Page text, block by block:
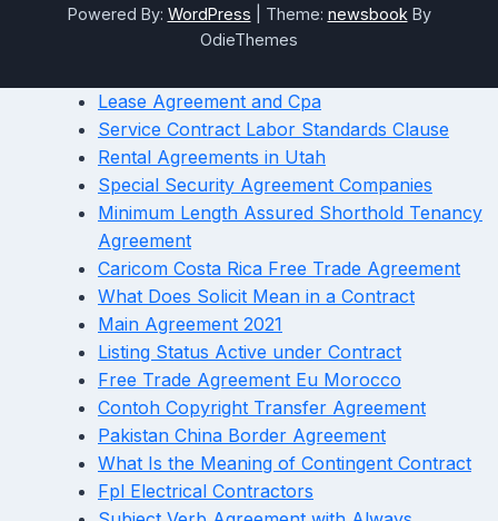
Powered By: WordPress Theme: newsbook By
OdieThemes
Lease Agreement and Cpa
Service Contract Labor Standards Clause
Rental Agreements in Utah
Special Security Agreement Companies
Minimum Length Assured Shorthold Tenancy
Agreement
Caricom Costa Rica Free Trade Agreement
What Does Solicit Mean in a Contract
Main Agreement 2021
Listing Status Active under Contract
Free Trade Agreement Eu Morocco
Contoh Copyright Transfer Agreement
Pakistan China Border Agreement
What Is the Meaning of Contingent Contract
Fpl Electrical Contractors